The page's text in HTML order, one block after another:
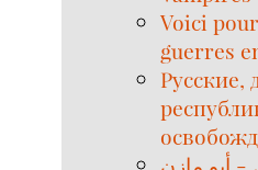
Voici
guerres
Русские,